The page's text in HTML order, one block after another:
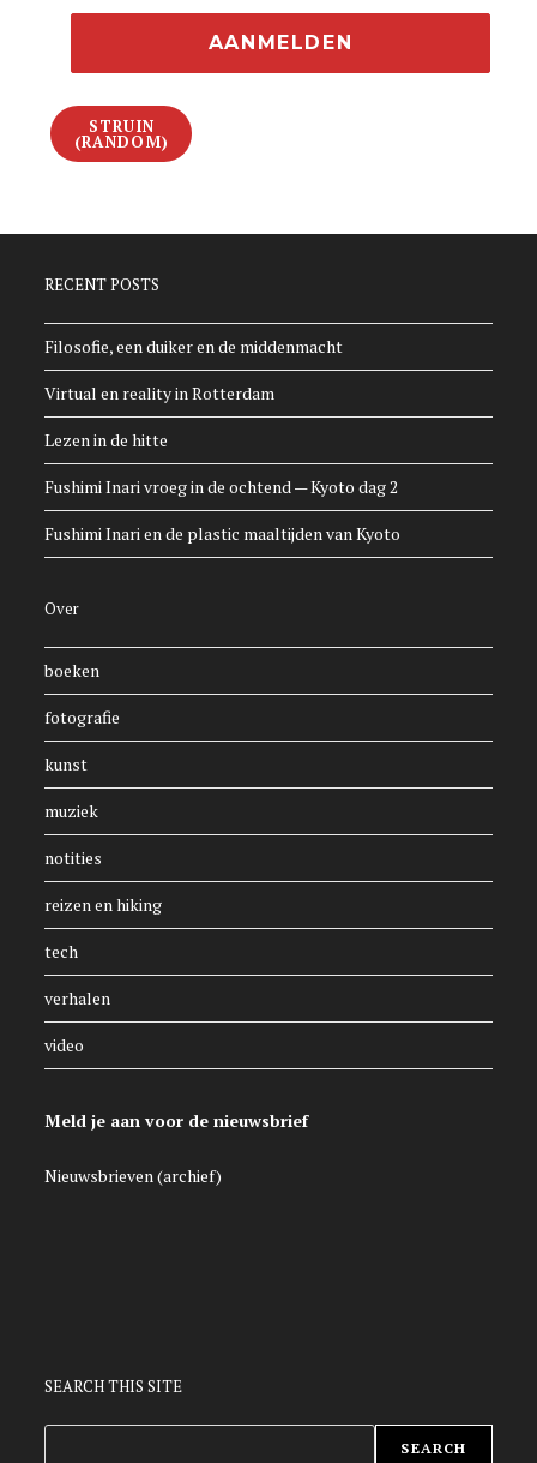
STRUIN
(RANDOM)
RECENT POSTS
Filosofie, een duiker en de middenmacht
Virtual en reality in Rotterdam
Lezen in de hitte
Fushimi Inari vroeg in de ochtend — Kyoto dag 2
Fushimi Inari en de plastic maaltijden van Kyoto
Over
boeken
fotografie
kunst
muziek
notities
reizen en hiking
tech
verhalen
video
Meld je aan voor de nieuwsbrief
Nieuwsbrieven (archief)
SEARCH THIS SITE
SEARCH